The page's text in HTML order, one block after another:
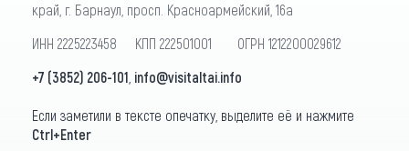
край, г. Барнаул, просп. Красноармейский, 16а
ИНН 2225223458 КПП 222501001 ОГРН 1212200029612
+7 (3852) 206-101 info@visitaltai.info
Если заметили в тексте опечатку, выделите её и нажмите
Ctrl+Enter